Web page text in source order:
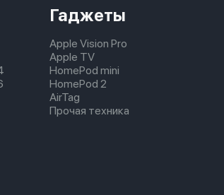
Гаджеты
Apple Vision Pro
Apple TV
HomePod mini
HomePod 2
AirTag
Прочая техника